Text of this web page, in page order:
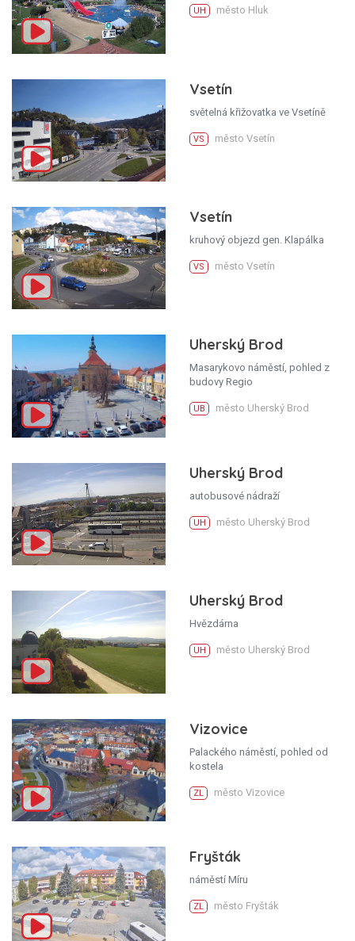
UH město Hluk
Vsetín
světelná křižovatka ve Vsetíně
VS město Vsetín
Vsetín
kruhový objezd gen. Klapálka
VS město Vsetín
Uherský Brod
Masarykovo náměstí, pohled z
budovy Regio
UB město Uherský Brod
Uherský Brod
autobusové nádraží
UH město Uherský Brod
Uherský Brod
Hvězdárna
UH město Uherský Brod
Vizovice
Palackého náměstí, pohled od
kostela
ZL město Vizovice
Fryšták
náměstí Míru
ZL město Fryšták